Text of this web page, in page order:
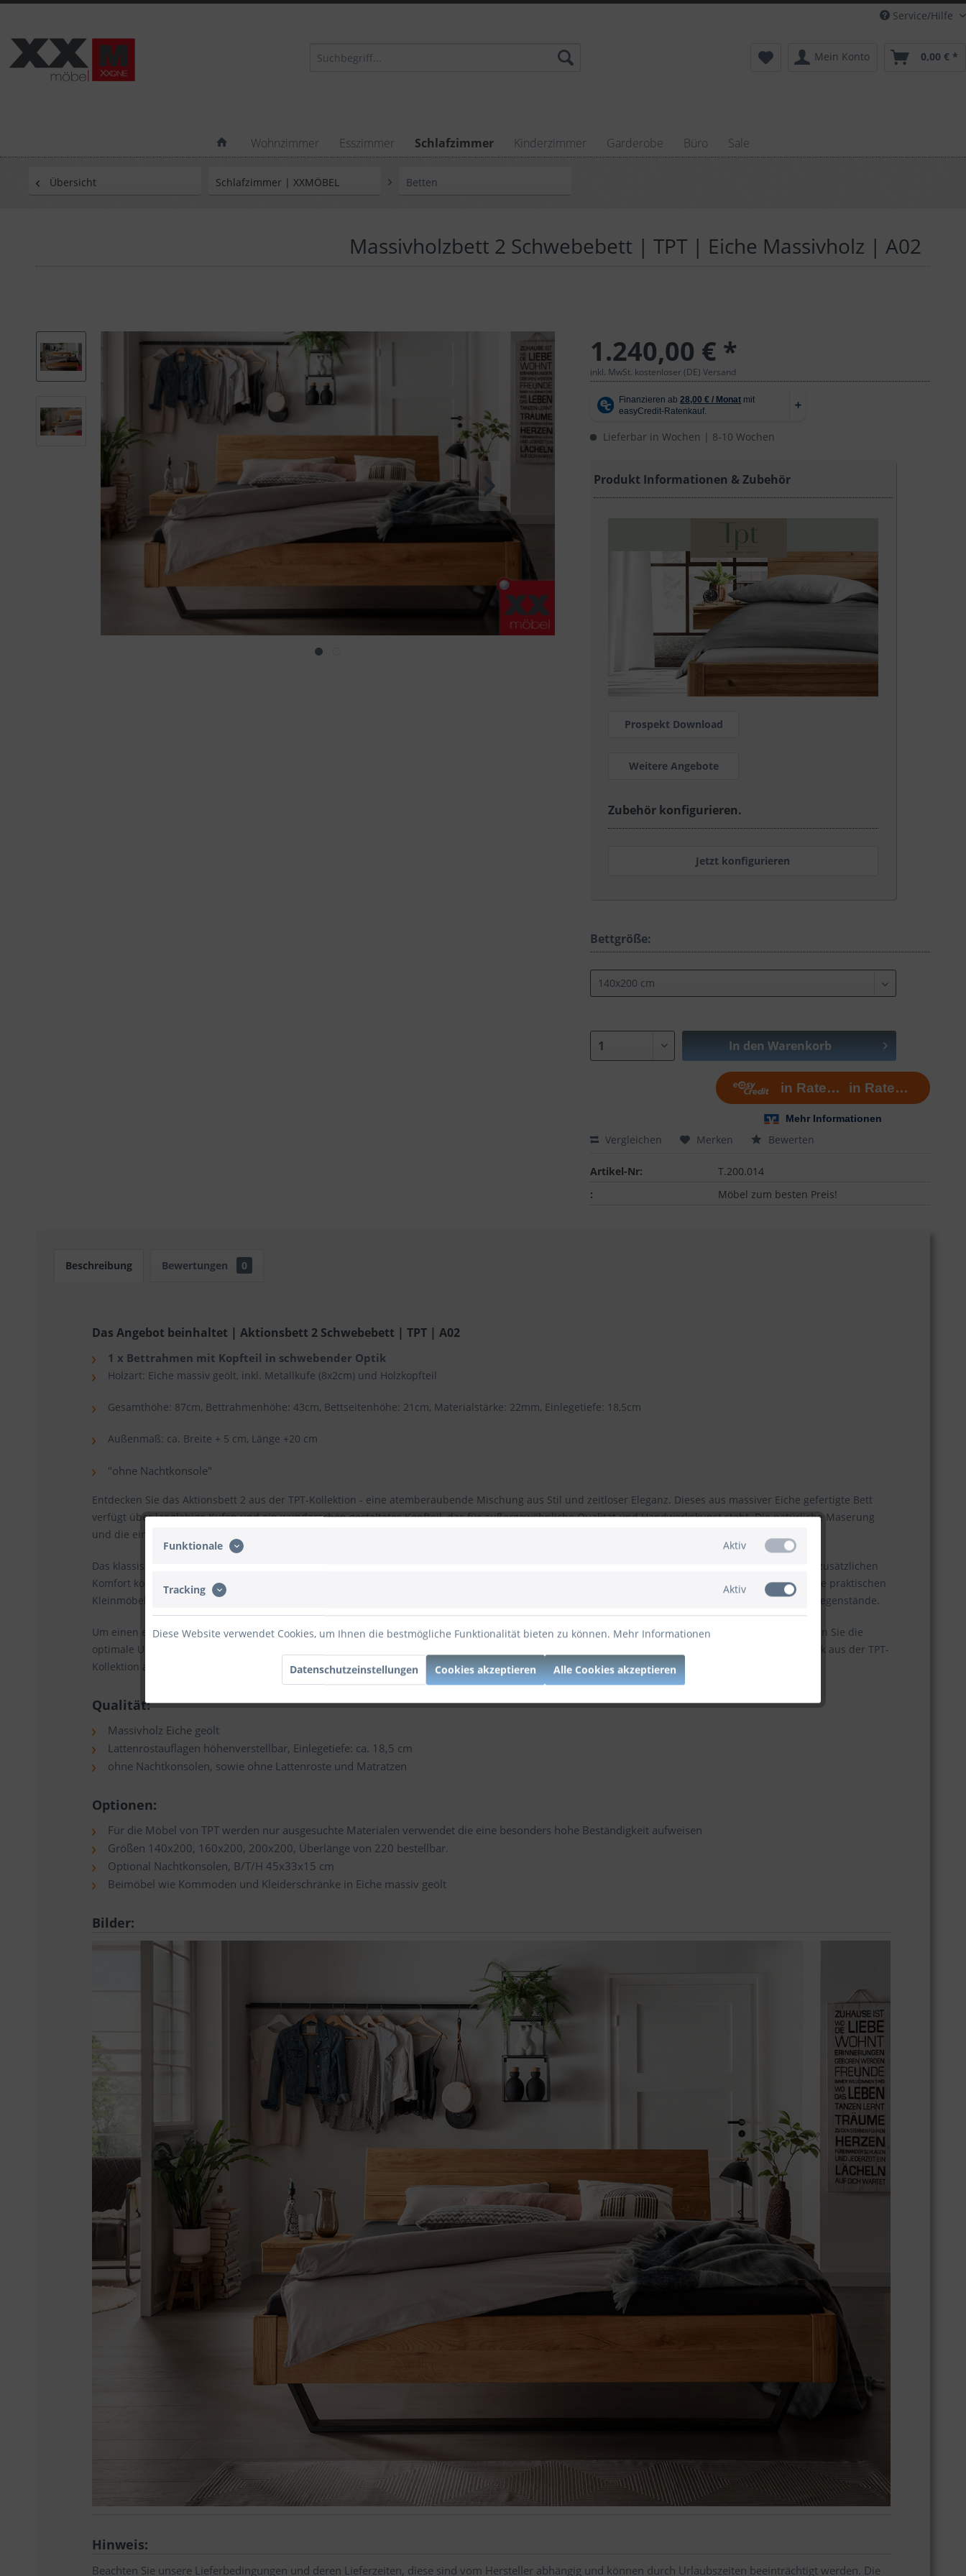
Service/Hilfe
Mein Konto 0,00 € *
Wohnzimmer Esszimmer Schlafzimmer Kinderzimmer Garderobe Büro Sale
Übersicht Schlafzimmer | XXMÖBEL Betten
Massivholzbett 2 Schwebebett | TPT | Eiche Massivholz | A02
1.240,00 € *
inkl. MwSt. kostenloser (DE) Versand
Lieferbar in Wochen | 8-10 Wochen
Produkt Informationen & Zubehör
Prospekt Download
Weitere Angebote
Zubehör konfigurieren.
Jetzt konfigurieren
Bettgröße:
In den Warenkorb
Vergleichen Merken Bewerten
Artikel-Nr:
T.200.014
:
Möbel zum besten Preis!
Beschreibung Bewertungen 0
Das Angebot beinhaltet | Aktionsbett 2 Schwebebett | TPT | A02
1 x Bettrahmen mit Kopfteil in schwebender Optik
Holzart: Eiche massiv geölt, inkl. Metallkufe (8x2cm) und Holzkopfteil
Gesamthöhe: 87cm, Bettrahmenhöhe: 43cm, Bettseitenhöhe: 21cm, Materialstärke: 22mm, Einlegetiefe: 18,5cm
Außenmaß: ca. Breite + 5 cm, Länge +20 cm
"ohne Nachtkonsole"
Entdecken Sie das Aktionsbett 2 aus der TPT-Kollektion - eine atemberaubende Mischung aus Stil und zeitloser Eleganz. Dieses aus massiver Eiche gefertigte Bett
verfügt über langlebige Kufen und ein wunderschön gestaltetes Kopfteil, das für außergewöhnliche Qualität und Handwerkskunst steht. Die natürliche Maserung
und die einzigartigen Holzmuster sorgen dafür, dass jedes Bett ein Unikat ist.
Das klassische Design passt zu einer Vielzahl von Einrichtungsstilen und schafft in jedem Schlafzimmer eine warme und einladende Atmosphäre. Für zusätzlichen
Komfort können Sie das Bett mit stilvollen, an der Seitenwand befestigten Nachttischkonsolen oder frei stehenden Nachtkommoden kombinieren. Diese praktischen
Kleinmöbel verschönern nicht nur Ihren Raum, sondern bieten auch zusätzlichen Stauraum für wichtige Dinge wie Lampen, Bücher und persönliche Gegenstände.
Um einen erholsamen Schlaf zu gewährleisten, können Sie das Bett mit ergonomischen Lattenrosten und hochwertigen Matratzen ausstatten. Genießen Sie die
optimale Unterstützung für Ihren Körper und erleben Sie die Vorteile eines gesunden Schlafs. Werten Sie Ihr Schlafzimmer mit diesem exquisiten Stück aus der TPT-
Kollektion auf!
Qualität:
Massivholz Eiche geölt
Lattenrostauflagen höhenverstellbar, Einlegetiefe: ca. 18,5 cm
ohne Nachtkonsolen, sowie ohne Lattenroste und Matratzen
Optionen:
Für die Möbel von TPT werden nur ausgesuchte Materialen verwendet die eine besonders hohe Beständigkeit aufweisen
Größen 140x200, 160x200, 200x200, Überlänge von 220 bestellbar.
Optional Nachtkonsolen, B/T/H 45x33x15 cm
Beimöbel wie Kommoden und Kleiderschränke in Eiche massiv geölt
Bilder:
Hinweis:
Beachten Sie unsere Lieferbedingungen und deren Lieferzeiten, diese sind vom Hersteller abhängig und können durch Urlaubszeiten beeinträchtigt werden. Die
Funktionale Aktiv
Tracking Aktiv
Diese Website verwendet Cookies, um Ihnen die bestmögliche Funktionalität bieten zu können. Mehr Informationen
Datenschutzeinstellungen Cookies akzeptieren Alle Cookies akzeptieren